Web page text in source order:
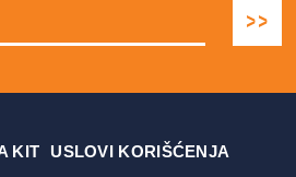
KIT USLOVI KORIŠĆENJA